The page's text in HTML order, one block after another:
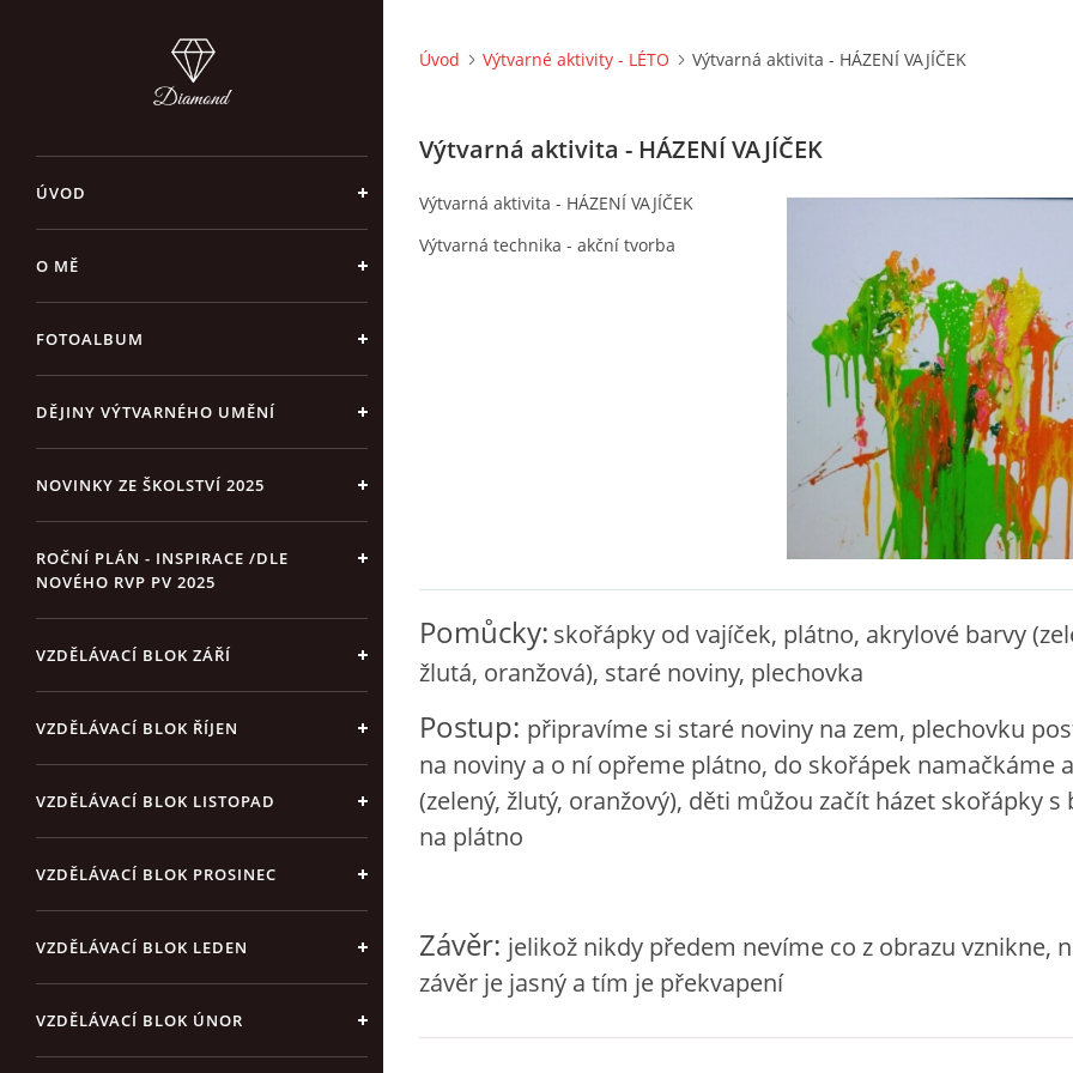
ÚVOD
O MĚ
FOTOALBUM
DĚJINY VÝTVARNÉHO UMĚNÍ
NOVINKY ZE ŠKOLSTVÍ 2025
ROČNÍ PLÁN - INSPIRACE /DLE
NOVÉHO RVP PV 2025
VZDĚLÁVACÍ BLOK ZÁŘÍ
VZDĚLÁVACÍ BLOK ŘÍJEN
VZDĚLÁVACÍ BLOK LISTOPAD
VZDĚLÁVACÍ BLOK PROSINEC
VZDĚLÁVACÍ BLOK LEDEN
VZDĚLÁVACÍ BLOK ÚNOR
Úvod Výtvarné aktivity - LÉTO Výtvarná aktivita - HÁZENÍ VAJÍČEK
Výtvarná aktivita - HÁZENÍ VAJÍČEK
Výtvarná aktivita - HÁZENÍ VAJÍČEK
Výtvarná technika - akční tvorba
Pomůcky: skořápky od vajíček, plátno, akrylové barvy
žlutá, oranžová), staré noviny, plechovka
Postup: připravíme si staré noviny na zem, plechovku
na noviny a o ní opřeme plátno, do skořápek namačkáme
(zelený, žlutý, oranžový), děti můžou začít házet skořápky s
na plátno
Závěr: jelikož nikdy předem nevíme co z obrazu vznikne,
závěr je jasný a tím je překvapení